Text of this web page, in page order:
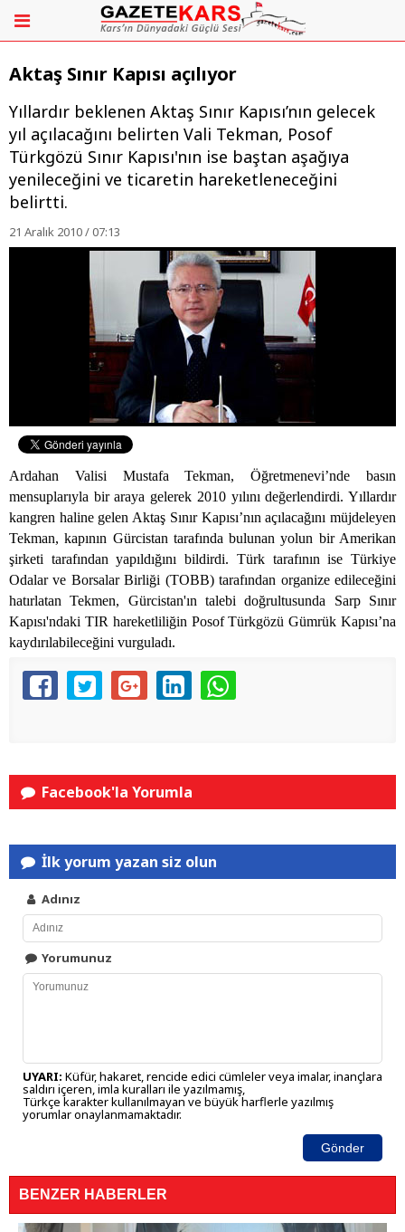
Aktaş Sınır Kapısı açılıyor
Yıllardır beklenen Aktaş Sınır Kapısı’nın gelecek
yıl açılacağını belirten Vali Tekman, Posof
Türkgözü Sınır Kapısı'nın ise baştan aşağıya
yenileceğini ve ticaretin hareketleneceğini
belirtti.
21 Aralık 2010 / 07:13
Ardahan Valisi Mustafa Tekman, Öğretmenevi’nde basın
mensuplarıyla bir araya gelerek 2010 yılını değerlendirdi. Yıllardır
kangren haline gelen Aktaş Sınır Kapısı’nın açılacağını müjdeleyen
Tekman, kapının Gürcistan tarafında bulunan yolun bir Amerikan
şirketi tarafından yapıldığını bildirdi. Türk tarafının ise Türkiye
Odalar ve Borsalar Birliği (TOBB) tarafından organize edileceğini
hatırlatan Tekmen, Gürcistan'ın talebi doğrultusunda Sarp Sınır
Kapısı'ndaki TIR hareketliliğin Posof Türkgözü Gümrük Kapısı’na
kaydırılabileceğini vurguladı.
Facebook'la Yorumla
İlk yorum yazan siz olun
Adınız
Yorumunuz
UYARI: Küfür, hakaret, rencide edici cümleler veya imalar, inançlara
saldırı içeren, imla kuralları ile yazılmamış,
Türkçe karakter kullanılmayan ve büyük harflerle yazılmış
yorumlar onaylanmamaktadır.
Gönder
BENZER HABERLER